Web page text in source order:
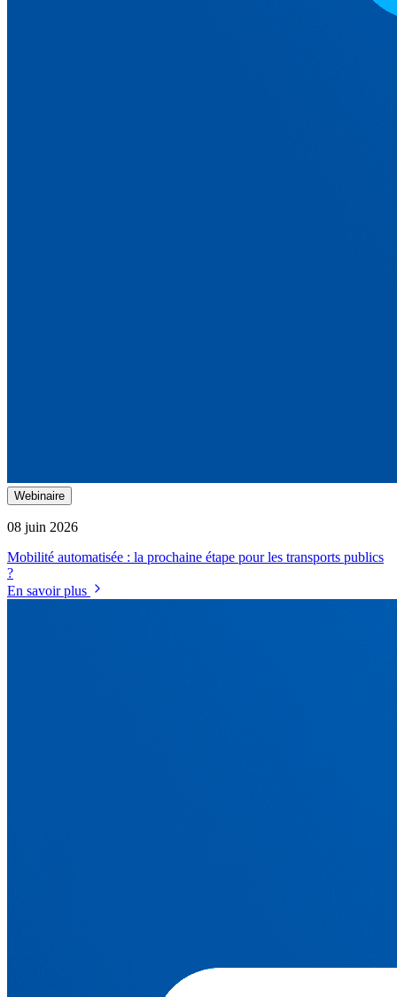
Webinaire
08 juin 2026
Mobilité automatisée : la prochaine étape pour les transports publics
?
En savoir plus